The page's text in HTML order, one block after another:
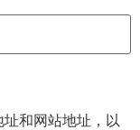
和网站地址，以